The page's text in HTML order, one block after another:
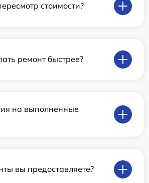
стоимости?
ремонт быстрее?
на выполненные
вы предоставляете?